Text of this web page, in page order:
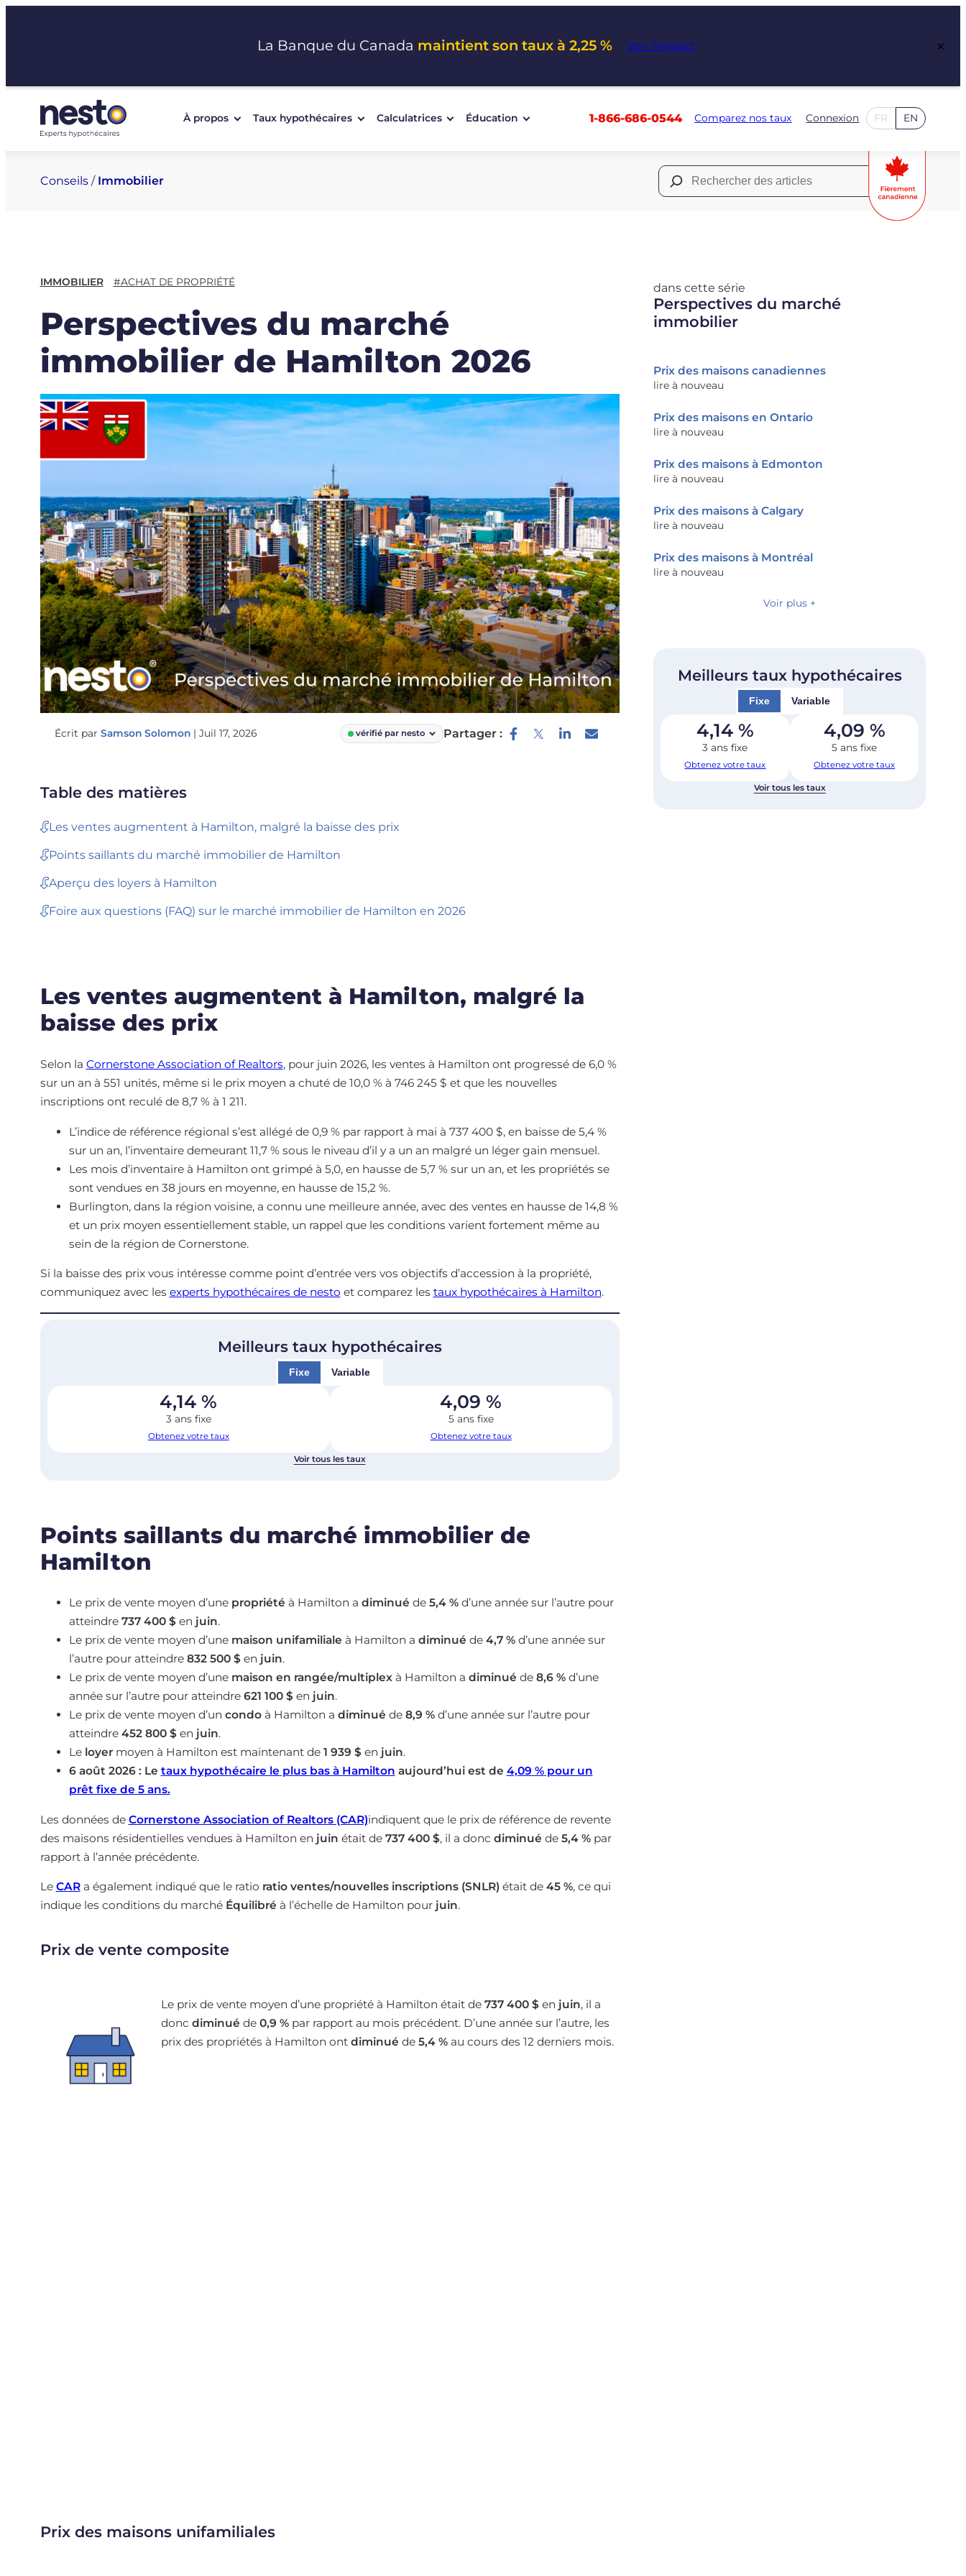
La Banque du Canada maintient son taux à 2,25 % Voir l’impact ×
À propos Taux hypothécaires Calculatrices Éducation 1-866-686-0544 Comparez nos taux Connexion FR EN
Conseils/ Immobilier Rechercher :
IMMOBILIER #ACHAT DE PROPRIÉTÉ
Perspectives du marché
immobilier de Hamilton 2026
Écrit par Samson Solomon | Juil 17, 2026 vérifié par nesto Partager :
Table des matières
Les ventes augmentent à Hamilton, malgré la baisse des prix
Points saillants du marché immobilier de Hamilton
Aperçu des loyers à Hamilton
Foire aux questions (FAQ) sur le marché immobilier de Hamilton en 2026
Les ventes augmentent à Hamilton, malgré la
baisse des prix
Selon la Cornerstone Association of Realtors, pour juin 2026, les ventes à Hamilton ont progressé de 6,0 %
sur un an à 551 unités, même si le prix moyen a chuté de 10,0 % à 746 245 $ et que les nouvelles
inscriptions ont reculé de 8,7 % à 1 211.
L’indice de référence régional s’est allégé de 0,9 % par rapport à mai à 737 400 $, en baisse de 5,4 %
sur un an, l’inventaire demeurant 11,7 % sous le niveau d’il y a un an malgré un léger gain mensuel.
Les mois d’inventaire à Hamilton ont grimpé à 5,0, en hausse de 5,7 % sur un an, et les propriétés se
sont vendues en 38 jours en moyenne, en hausse de 15,2 %.
Burlington, dans la région voisine, a connu une meilleure année, avec des ventes en hausse de 14,8 %
et un prix moyen essentiellement stable, un rappel que les conditions varient fortement même au
sein de la région de Cornerstone.
Si la baisse des prix vous intéresse comme point d’entrée vers vos objectifs d’accession à la propriété,
communiquez avec les experts hypothécaires de nesto et comparez les taux hypothécaires à Hamilton.
Meilleurs taux hypothécaires
Fixe Variable
4,14 %
3 ans fixe
Obtenez votre taux
4,09 %
5 ans fixe
Obtenez votre taux
Voir tous les taux
Points saillants du marché immobilier de
Hamilton
Le prix de vente moyen d’une propriété à Hamilton a diminué de 5,4 %d’une année sur l’autre pour
atteindre 737 400 $en juin.
Le prix de vente moyen d’une maison unifamiliale à Hamilton a diminué de 4,7 %d’une année sur
l’autre pour atteindre 832 500 $en juin.
Le prix de vente moyen d’une maison en rangée/multiplexà Hamilton a diminué de 8,6 %d’une
année sur l’autre pour atteindre 621 100 $en juin.
Le prix de vente moyen d’un condoà Hamilton a diminué de 8,9 %d’une année sur l’autre pour
atteindre 452 800 $en juin.
Le loyermoyen à Hamilton est maintenant de 1 939 $en juin.
6 août 2026 : Le taux hypothécaire le plus bas à Hamilton aujourd’hui est de 4,09 %pour un
prêt fixe de 5 ans.
Les données de Cornerstone Association of Realtors (CAR)indiquent que le prix de référence de revente
des maisons résidentielles vendues à Hamilton en juin était de 737 400 $, il a donc diminué de 5,4 %par
rapport à l’année précédente.
Le CARa également indiqué que le ratio ratio ventes/nouvelles inscriptions (SNLR) était de 45 %, ce qui
indique les conditions du marché Équilibré à l’échelle de Hamilton pour juin.
Prix de vente composite
Le prix de vente moyen d’une propriété à Hamilton était de 737 400 $en juin, il a
donc diminué de 0,9 %par rapport au mois précédent. D’une année sur l’autre, les
prix des propriétés à Hamilton ont diminué de 5,4 %au cours des 12 derniers mois.
Prix des maisons unifamiliales
dans cette série
Perspectives du marché
immobilier
Prix des maisons canadiennes
lire à nouveau
Prix des maisons en Ontario
lire à nouveau
Prix ​​des maisons à Edmonton
lire à nouveau
Prix ​​des maisons à Calgary
lire à nouveau
Prix ​​des maisons à Montréal
lire à nouveau
Voir plus +
Meilleurs taux hypothécaires
Fixe Variable
4,14 %
3 ans fixe
Obtenez votre taux
4,09 %
5 ans fixe
Obtenez votre taux
Voir tous les taux